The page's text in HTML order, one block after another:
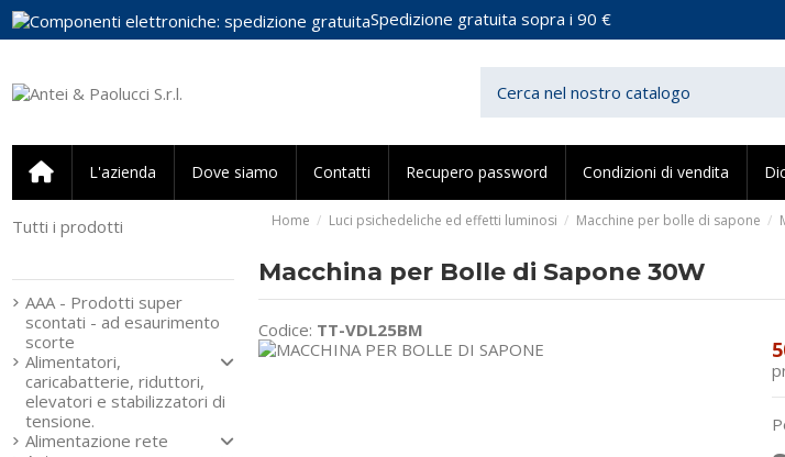
Spedizione gratuita sopra i 90 €
L'azienda Dove siamo Contatti Recupero password Condizioni di vendita
Home Luci psichedeliche ed effetti luminosi Macchine per bolle di sapone
Macchina per Bolle di Sapone 30W
Codice: TT-VDL25BM
Tutti i prodotti
AAA - Prodotti super
scontati - ad esaurimento
scorte
Alimentatori,
caricabatterie, riduttori,
elevatori e stabilizzatori di
tensione.
Alimentazione rete